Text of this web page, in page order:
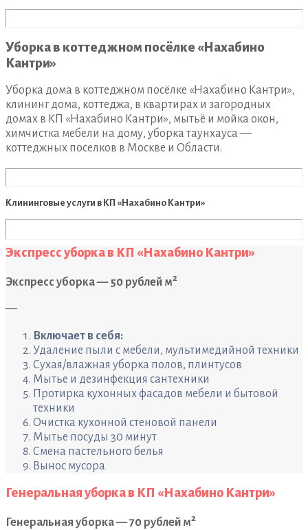
Уборка в коттеджном посёлке «Нахабино
Кантри»
Уборка дома в коттеджном посёлке «Нахабино Кантри»,
клининг дома, коттеджа, в квартирах и загородных
домах в КП «Нахабино Кантри», мытьё и мойка окон,
химчистка мебели на дому, уборка таунхауса —
коттеджных поселков в Москве и Области.
Клининговые услуги в КП «Нахабино Кантри»
Экспресс уборка в КП «Нахабино Кантри»
Экспресс уборка — 50 рублей м2
—
Включает в себя:
Удаление пыли с мебели, мультимедийной техники
Сухая/влажная уборка полов, плинтусов
Мытье и дезинфекция сантехники
Протирка кухонных фасадов мебели и бытовой
техники
Очистка кухонной стеновой панели
Мытье посуды 30 минут
Смена пастельного белья
Вынос мусора
Генеральная уборка в КП «Нахабино Кантри»
Генеральная уборка — 70 рублей м2